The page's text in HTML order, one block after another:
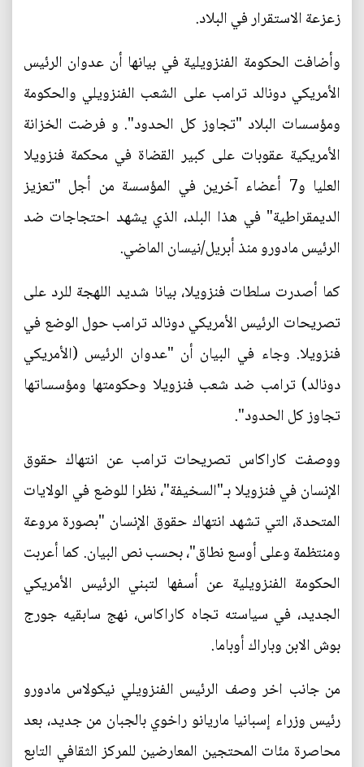
زعزعة الاستقرار في البلاد.
وأضافت الحكومة الفنزويلية في بيانها أن عدوان الرئيس
الأمريكي دونالد ترامب على الشعب الفنزويلي والحكومة
ومؤسسات البلاد "تجاوز كل الحدود". و فرضت الخزانة
الأمريكية عقوبات على كبير القضاة في محكمة فنزويلا
العليا و7 أعضاء آخرين في المؤسسة من أجل "تعزيز
الديمقراطية" في هذا البلد، الذي يشهد احتجاجات ضد
الرئيس مادورو منذ أبريل/نيسان الماضي.
كما أصدرت سلطات فنزويلا، بيانا شديد اللهجة للرد على
تصريحات الرئيس الأمريكي دونالد ترامب حول الوضع في
فنزويلا. وجاء في البيان أن "عدوان الرئيس (الأمريكي
دونالد) ترامب ضد شعب فنزويلا وحكومتها ومؤسساتها
تجاوز كل الحدود".
ووصفت كاراكاس تصريحات ترامب عن انتهاك حقوق
الإنسان في فنزويلا بـ"السخيفة"، نظرا للوضع في الولايات
المتحدة، التي تشهد انتهاك حقوق الإنسان "بصورة مروعة
ومنتظمة وعلى أوسع نطاق"، بحسب نص البيان. كما أعربت
الحكومة الفنزويلية عن أسفها لتبني الرئيس الأمريكي
الجديد، في سياسته تجاه كاراكاس، نهج سابقيه جورج
بوش الابن وباراك أوباما.
من جانب اخر وصف الرئيس الفنزويلي نيكولاس مادورو
رئيس وزراء إسبانيا ماريانو راخوي بالجبان من جديد، بعد
محاصرة مئات المحتجين المعارضين للمركز الثقافي التابع